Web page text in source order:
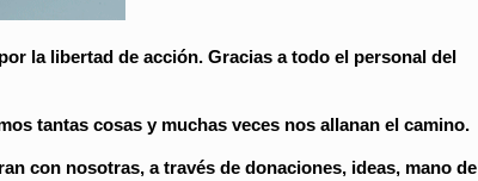
la libertad de acción. Gracias a todo el personal del
tantas cosas y muchas veces nos allanan el camino.
con nosotras, a través de donaciones, ideas, mano de